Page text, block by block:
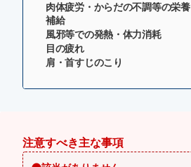
肉体疲労・からだの不調等の栄養
補給
風邪等での発熱・体力消耗
目の疲れ
肩・首すじのこり
注意すべき主な事項